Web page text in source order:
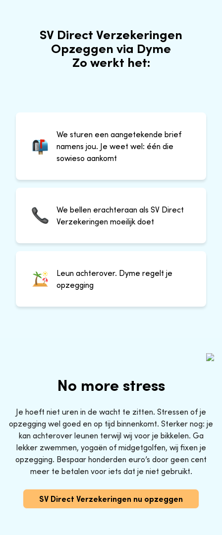
SV Direct Verzekeringen
Opzeggen via Dyme
Zo werkt het:
We sturen een aangetekende brief
namens jou. Je weet wel: één die
sowieso aankomt
We bellen erachteraan als SV Direct
Verzekeringen moeilijk doet
Leun achterover. Dyme regelt je
opzegging
No more stress
Je hoeft niet uren in de wacht te zitten. Stressen of je
opzegging wel goed en op tijd binnenkomt. Sterker nog: je
kan achterover leunen terwijl wij voor je bikkelen. Ga
lekker zwemmen, yogaën of midgetgolfen, wij fixen je
opzegging. Bespaar honderden euro’s door geen cent
meer te betalen voor iets dat je niet gebruikt.
SV Direct Verzekeringen nu opzeggen